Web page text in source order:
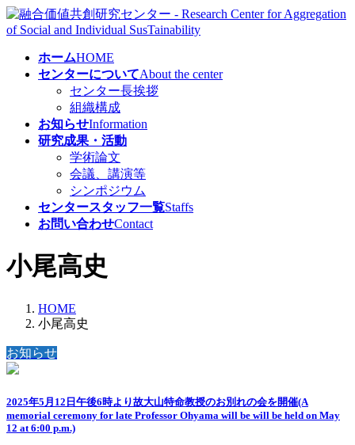
コ
ン
ナ
ビ
ホームHOME
センターについてAbout the center
センター長挨拶
組織構成
お知らせInformation
研究成果・活動
学術論文
会議、講演等
シンポジウム
センタースタッフ一覧Staffs
お問い合わせContact
小尾高史
HOME
小尾高史
お知らせ
2025年5月12日午後6時より故大山特命教授のお別れの会を開催(A
memorial ceremony for late Professor Ohyama will be will be held on May
12 at 6:00 p.m.)